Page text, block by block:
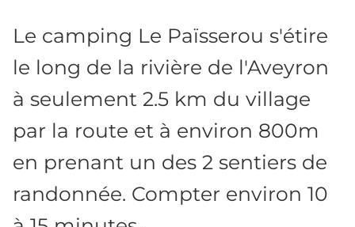
Le camping Le Païsserou s'étire
le long de la rivière de l'Aveyron
à seulement 2.5 km du village
par la route et à environ 800m
en prenant un des 2 sentiers de
randonnée. Compter environ 10